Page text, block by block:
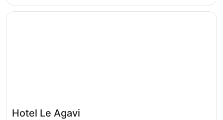
Hotel Le Agavi
Öppnas i ett nytt fönster
Hotel Le Agavi